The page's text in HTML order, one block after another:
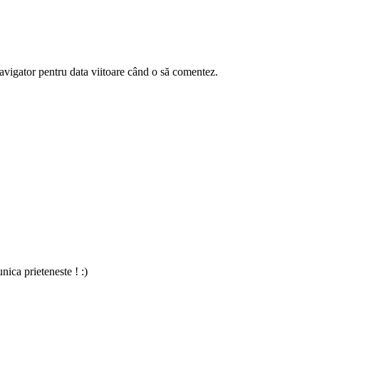
pentru data viitoare când o să comentez.
prieteneste ! :)